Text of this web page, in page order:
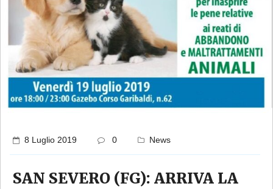
8 Luglio 2019 0 News
SAN SEVERO (FG): ARRIVA LA